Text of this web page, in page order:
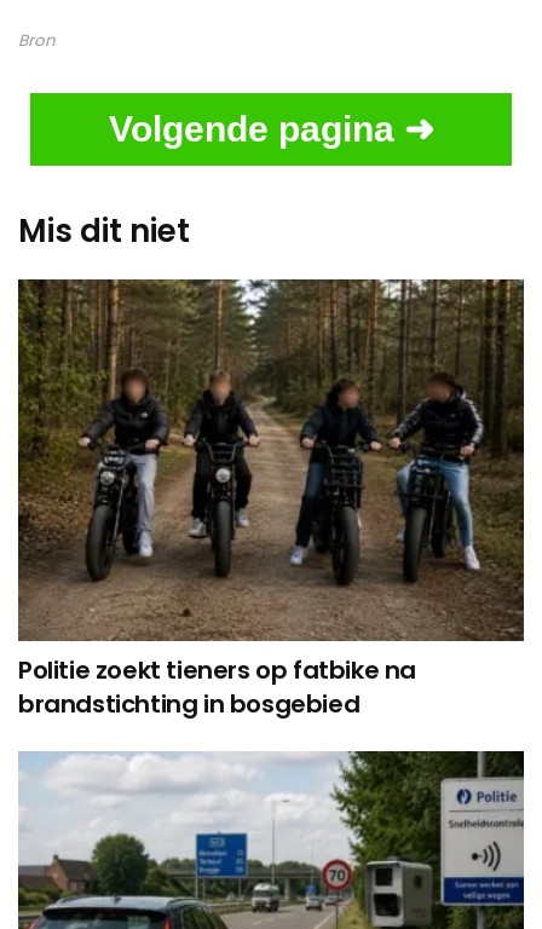
Bron
Volgende pagina ➜
Mis dit niet
Politie zoekt tieners op fatbike na
brandstichting in bosgebied